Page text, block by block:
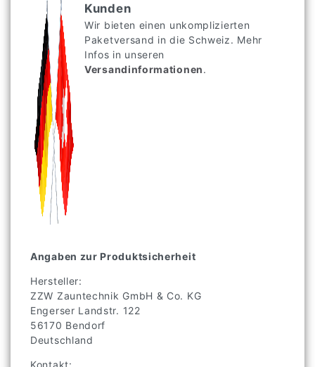
Kunden
Wir bieten einen unkomplizierten
Paketversand in die Schweiz. Mehr
Infos in unseren
Versandinformationen.
Angaben zur Produktsicherheit
Hersteller:
ZZW Zauntechnik GmbH & Co. KG
Engerser Landstr. 122
56170 Bendorf
Deutschland
Kontakt: